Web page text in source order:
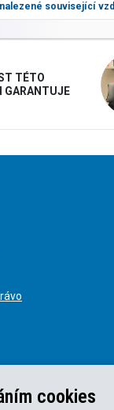
nalezené související
TÉTO
GARANTUJE
cookies